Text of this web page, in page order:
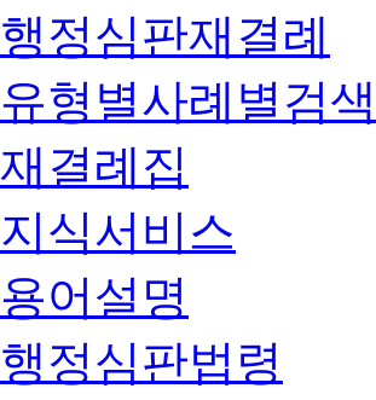
행정심판재결례
유형별사례별검색
재결례집
지식서비스
용어설명
행정심판법령